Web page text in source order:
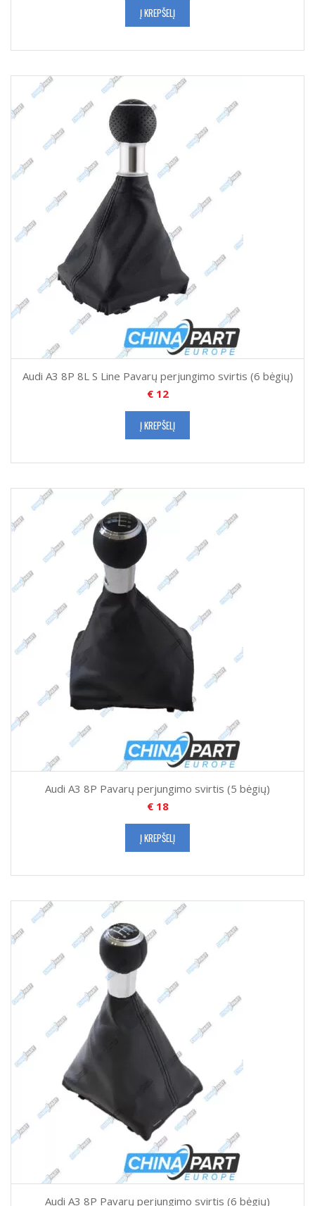
Į KREPŠELĮ
Audi A3 8P 8L S Line Pavarų perjungimo svirtis (6 bėgių)
€12
Į KREPŠELĮ
Audi A3 8P Pavarų perjungimo svirtis (5 bėgių)
€18
Į KREPŠELĮ
Audi A3 8P Pavarų perjungimo svirtis (6 bėgių)